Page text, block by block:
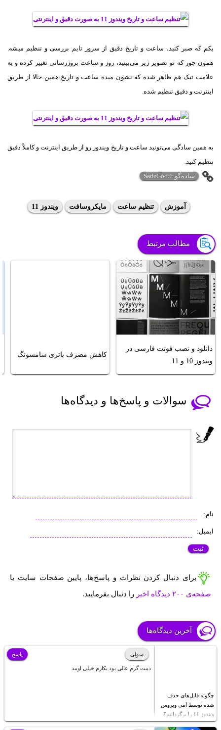
یکم که صبر کنید، ساعت و تاریخ دقیق از سرور تایم بررسی و تنظیم میشه.
همون جور که تو تصویر زیر می‌بینید، روز و ساعت بروزرسانی تغییر کرده و یه
علامت تیک هم ظاهر شده که نشون میده ساعت و تاریخ همین حالا از طریق
اینترنت و دقیق تنظیم شده.
به همین سادگی می‌تونید ساعت و تاریخ ویندوز رو از طریق اینترنت و کاملاً دقیق
تنظیم کنید.
ساده‌گو SadeGoo.ir
آموزش تنظیم ساعت مایکروسافت ویندوز 11
مطالب مرتبط
دانلود و نصب فونت فارسی در
ویندوز 10 و 11
کاهش مصرف باتری سامسونگ
سوالات و پاسخ‌ها و دیدگاه‌ها
نام:
ایمیل:
برای دنبال کردن نظرات و پاسخ‌ها، پایین صفحات سایت یا
صفحه‌ی ۲۰۰ دیدگاه اخیر را دنبال بفرمایید.
آخرین دیدگاه‌ها
چگونه فایل‌های حذف
شده توسط آنتی ویروس
ویندوز 11 را برگردانیم؟
سولی
دمت گرم عالی بود بکارم خیلی اومد
پاسخ